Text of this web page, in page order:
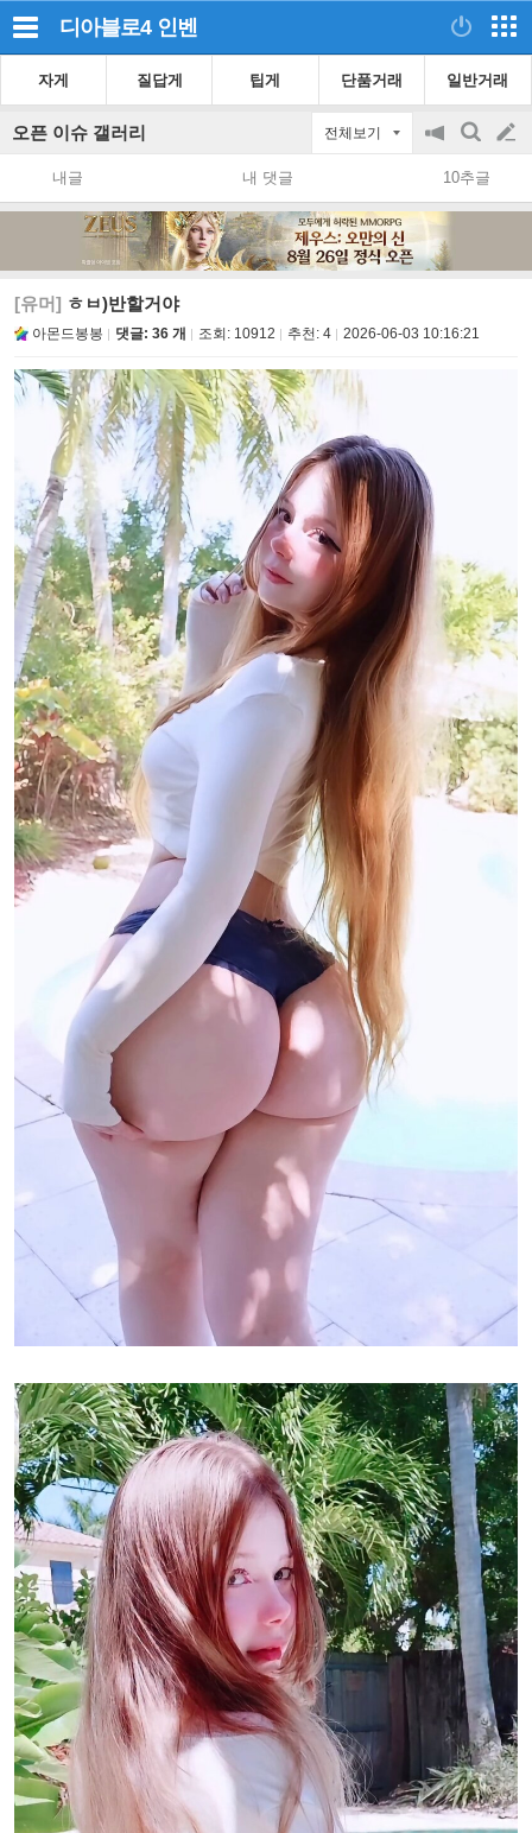
디아블로4 인벤
자게 질답게 팁게 단품거래 일반거래
오픈 이슈 갤러리 전체보기
공
지
on/off
검
색
글
쓰
내글 내 댓글 10추글
[유머] ㅎㅂ)반할거야
아몬드봉봉 댓글: 36 개 조회: 10912 추천: 4 2026-06-03 10:16:21